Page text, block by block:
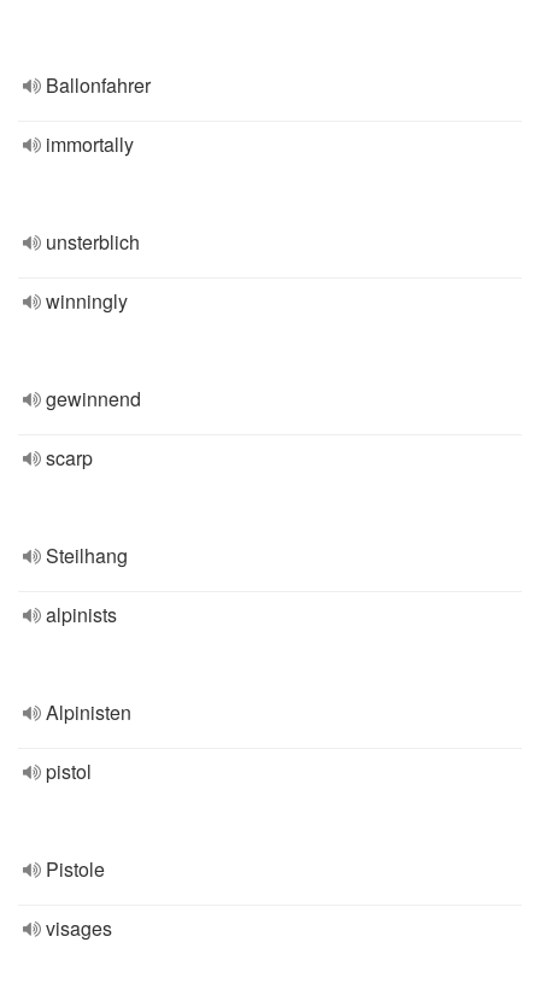
Ballonfahrer
immortally
unsterblich
winningly
gewinnend
scarp
Steilhang
alpinists
Alpinisten
pistol
Pistole
visages